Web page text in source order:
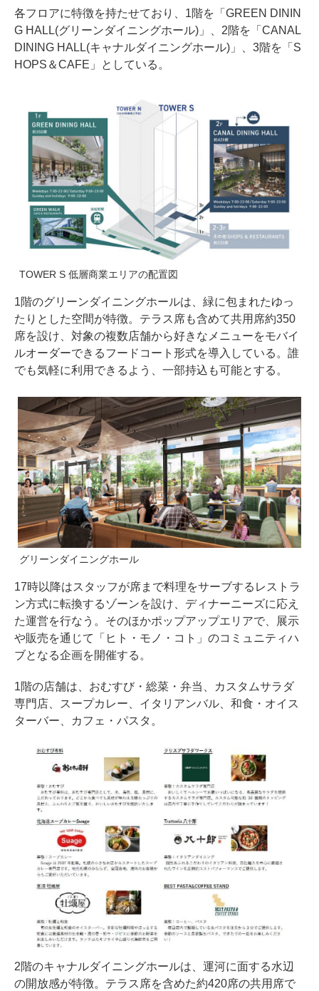
各フロアに特徴を持たせており、1階を「GREEN DININ
G HALL(グリーンダイニングホール)」、2階を「CANAL
DINING HALL(キャナルダイニングホール)」、3階を「S
HOPS＆CAFE」としている。
TOWER S 低層商業エリアの配置図
1階のグリーンダイニングホールは、緑に包まれたゆっ
たりとした空間が特徴。テラス席も含めて共用席約350
席を設け、対象の複数店舗から好きなメニューをモバイ
ルオーダーできるフードコート形式を導入している。誰
でも気軽に利用できるよう、一部持込も可能とする。
グリーンダイニングホール
17時以降はスタッフが席まで料理をサーブするレストラ
ン方式に転換するゾーンを設け、ディナーニーズに応え
た運営を行なう。そのほかポップアップエリアで、展示
や販売を通じて「ヒト・モノ・コト」のコミュニティハ
ブとなる企画を開催する。
1階の店舗は、おむすび・総菜・弁当、カスタムサラダ
専門店、スープカレー、イタリアンバル、和食・オイス
ターバー、カフェ・パスタ。
2階のキャナルダイニングホールは、運河に面する水辺
の開放感が特徴。テラス席を含めた約420席の共用席で